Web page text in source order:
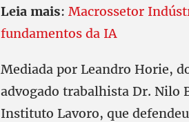
Leia mais: Macrossetor
fundamentos da IA
Mediada por Leandro Horie,
advogado trabalhista Dr. Nilo
Instituto Lavoro, que